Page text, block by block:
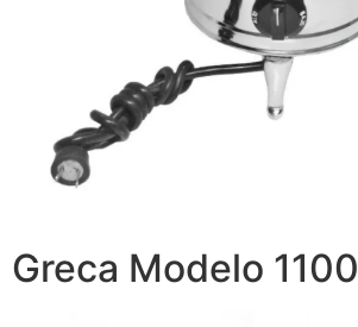
Greca Modelo 1100